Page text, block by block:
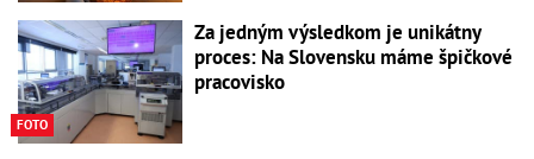
FOTO
Za jedným výsledkom je unikátny
proces: Na Slovensku máme špičkové
pracovisko